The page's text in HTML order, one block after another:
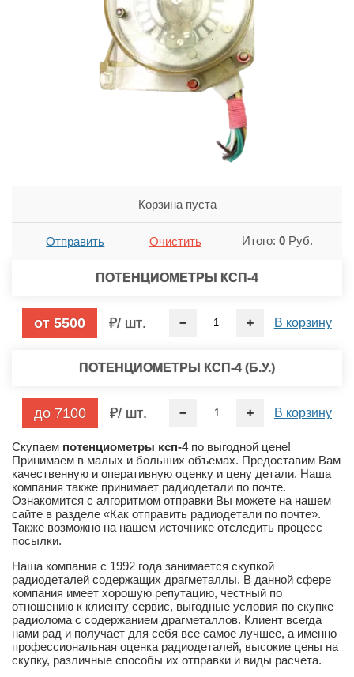
Корзина пуста
Отправить Очистить Итого: 0 Руб.
ПОТЕНЦИОМЕТРЫ КСП-4
от 5500 / шт − + В корзину
ПОТЕНЦИОМЕТРЫ КСП-4 (Б.У.)
до 7100 / шт − + В корзину
Скупаем потенциометры ксп-4по выгодной цене!
Принимаем в малых и больших объемах. Предоставим Вам
качественную и оперативную оценку и цену детали. Наша
компания также принимает радиодетали по почте.
Ознакомится с алгоритмом отправки Вы можете на нашем
сайте в разделе «Как отправить радиодетали по почте».
Также возможно на нашем источнике отследить процесс
посылки.
Наша компания с 1992 года занимается скупкой
радиодеталей содержащих драгметаллы. В данной сфере
компания имеет хорошую репутацию, честный по
отношению к клиенту сервис, выгодные условия по скупке
радиолома с содержанием драгметаллов. Клиент всегда
нами рад и получает для себя все самое лучшее, а именно
профессиональная оценка радиодеталей, высокие цены на
скупку, различные способы их отправки и виды расчета.